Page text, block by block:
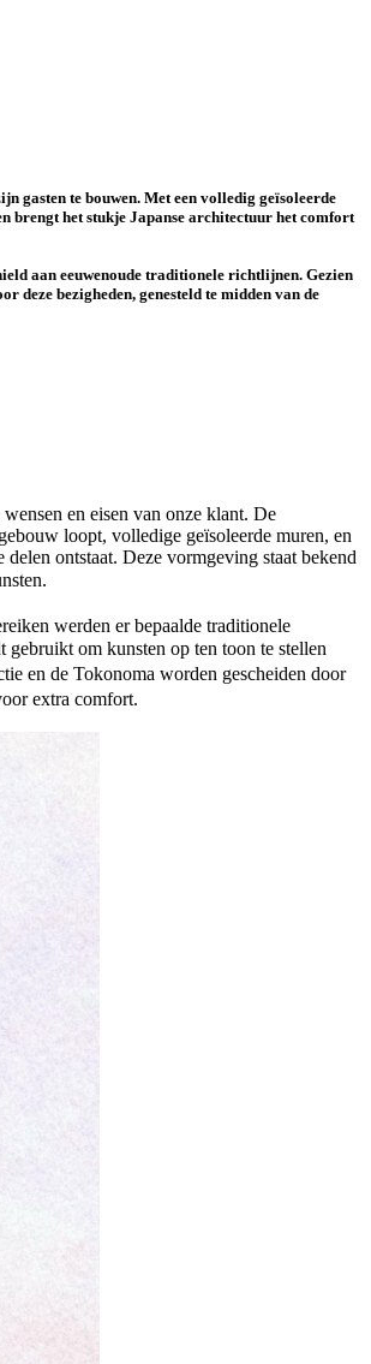
gasten te bouwen. Met een volledig geïsoleerde
brengt het stukje Japanse architectuur het comfort
aan eeuwenoude traditionele richtlijnen. Gezien
deze bezigheden, genesteld te midden van de
en eisen van onze klant. De
loopt, volledige geïsoleerde muren, en
ontstaat. Deze vormgeving staat bekend
werden er bepaalde traditionele
om kunsten op ten toon te stellen
en de Tokonoma worden gescheiden door
extra comfort.